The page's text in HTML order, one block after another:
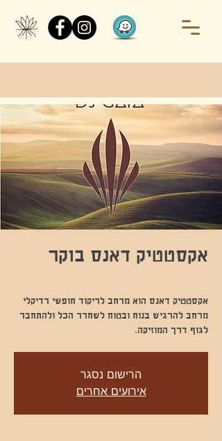
אקסטטיק דאנס בוקר
מרחב להרגיש בנוח ובטוח לשחרר הכל ולהתחבר
לגוף דרך המוזיקה.
הרישום נסגר
אירועים אחרים